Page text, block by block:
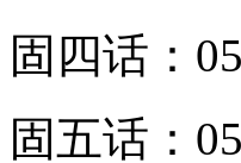
固四话：
固五话：